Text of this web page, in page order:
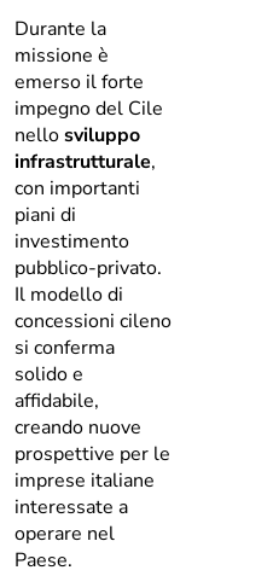
Durante la
missione è
emerso il forte
impegno del Cile
nellosviluppo
infrastrutturale,
con importanti
piani di
investimento
pubblico-privato.
Il modello di
concessioni cileno
si conferma
solido e
affidabile,
creando nuove
prospettive per le
imprese italiane
interessate a
operare nel
Paese.